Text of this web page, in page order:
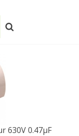
630V 0.47µF